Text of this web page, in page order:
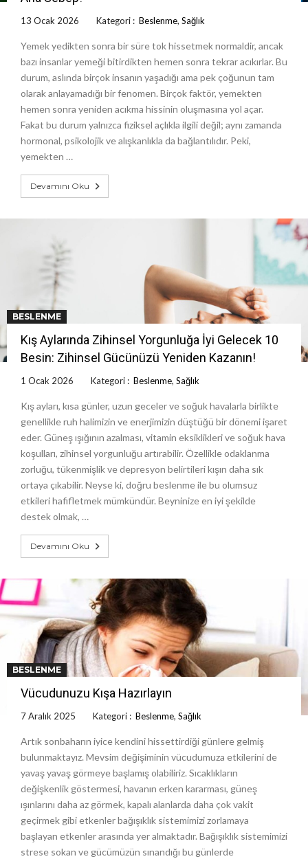
13 Ocak 2026 Kategori : Beslenme, Sağlık
Yemek yedikten sonra bir süre tok hissetmek normaldir, ancak
bazı insanlar yemeği bitirdikten hemen sonra tekrar acıkırlar. Bu
durum, aslında birçok insanın yaşadığı ama pek çoğunun tam
olarak anlayamadığı bir fenomen. Birçok faktör, yemekten
hemen sonra yeniden acıkma hissinin oluşmasına yol açar.
Fakat bu durum yalnızca fiziksel açlıkla ilgili değil; aynı zamanda
hormonal, psikolojik ve alışkanlıkla da bağlantılıdır. Peki,
yemekten …
Devamını Oku
BESLENME
Kış Aylarında Zihinsel Yorgunluğa İyi Gelecek 10
Besin: Zihinsel Gücünüzü Yeniden Kazanın!
1 Ocak 2026 Kategori : Beslenme, Sağlık
Kış ayları, kısa günler, uzun geceler ve soğuk havalarla birlikte
genellikle ruh halimizin ve enerjimizin düştüğü bir dönemi işaret
eder. Güneş ışığının azalması, vitamin eksiklikleri ve soğuk hava
koşulları, zihinsel yorgunluğu artırabilir. Özellikle odaklanma
zorluğu, tükenmişlik ve depresyon belirtileri kışın daha sık
ortaya çıkabilir. Neyse ki, doğru beslenme ile bu olumsuz
etkileri hafifletmek mümkündür. Beyninize en iyi şekilde
destek olmak, …
Devamını Oku
BESLENME
Vücudunuzu Kışa Hazırlayın
7 Aralık 2025 Kategori : Beslenme, Sağlık
Artık sonbaharın iyice kendini hissettirdiği günlere gelmiş
bulunmaktayız. Mevsim değişiminin vücudumuza etkilerini de
yavaş yavaş görmeye başlamış olabiliriz. Sıcaklıkların
değişkenlik göstermesi, havanın erken kararması, güneş
ışınlarını daha az görmek, kapalı alanlarda daha çok vakit
geçirmek gibi etkenler bağışıklık sistemimizi zorlamaya
başlayan etkenler arasında yer almaktadır. Bağışıklık sistemimizi
strese sokan ve gücümüzün sınandığı bu günlerde